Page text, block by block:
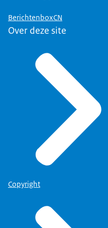
BerichtenboxCN
Over deze site
Copyright